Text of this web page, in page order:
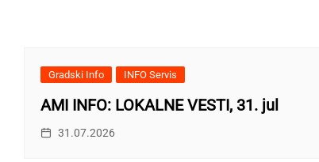
Gradski Info INFO Servis
AMI INFO: LOKALNE VESTI, 31. jul
31.07.2026